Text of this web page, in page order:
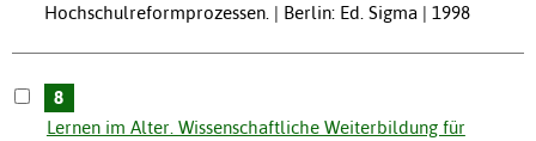
Hochschulreformprozessen. | Berlin: Ed. Sigma | 1998
8
Lernen im Alter. Wissenschaftliche Weiterbildung für